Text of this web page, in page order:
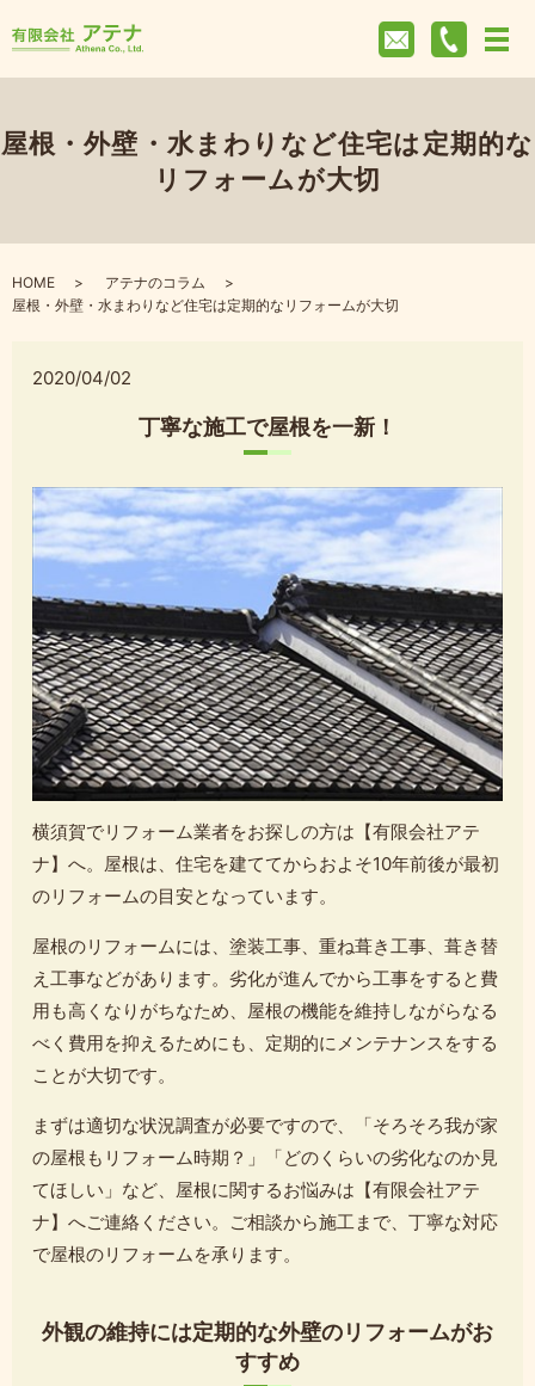
屋根・外壁・水まわりなど住宅は定期的な
リフォームが大切
HOME
アテナのコラム
屋根・外壁・水まわりなど住宅は定期的なリフォームが大切
2020/04/02
丁寧な施工で屋根を一新！
横須賀でリフォーム業者をお探しの方は【有限会社アテ
ナ】へ。屋根は、住宅を建ててからおよそ10年前後が最初
のリフォームの目安となっています。
屋根のリフォームには、塗装工事、重ね葺き工事、葺き替
え工事などがあります。劣化が進んでから工事をすると費
用も高くなりがちなため、屋根の機能を維持しながらなる
べく費用を抑えるためにも、定期的にメンテナンスをする
ことが大切です。
まずは適切な状況調査が必要ですので、「そろそろ我が家
の屋根もリフォーム時期？」「どのくらいの劣化なのか見
てほしい」など、屋根に関するお悩みは【有限会社アテ
ナ】へご連絡ください。ご相談から施工まで、丁寧な対応
で屋根のリフォームを承ります。
外観の維持には定期的な外壁のリフォームがお
すすめ